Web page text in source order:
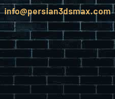
info@persian3dsmax.com